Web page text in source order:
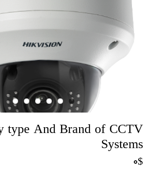
type And Brand of CCTV
Systems
۰$